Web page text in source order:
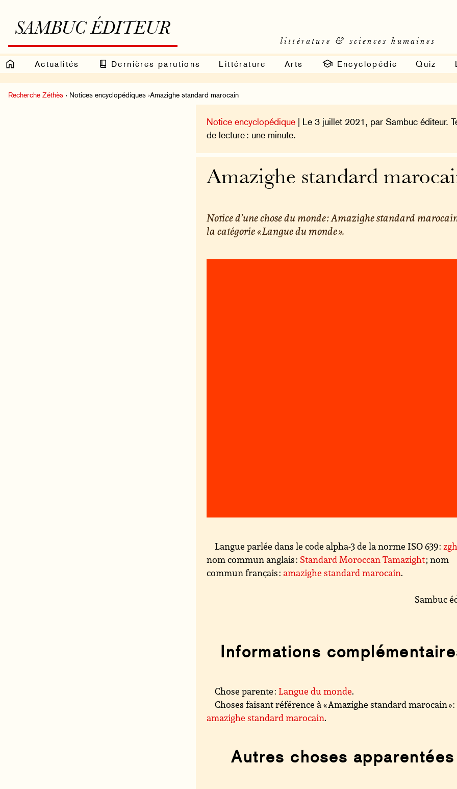
SAMBUC ÉDITEUR
littérature & sciences humaines
Actualités Dernières parutions Littérature Arts Encyclopédie Quiz
Recherche Zéthès › Notices encyclopédiques ›Amazighe standard marocain
Notice encyclopédique | Le 3 juillet 2021, par Sambuc éditeur.
de lecture : une minute.
Amazighe standard
Notice d’une chose du monde : Amazighe standard
la catégorie « Langue du monde ».
Langue parlée dans le code alpha-3 de la norme ISO 639 :zgh
nom commun anglais : Standard Moroccan Tamazight; nom
commun français :amazighe standard marocain.
Sambuc
Informations
Chose parente :Langue du monde.
Choses faisant référence à « Amazighe standard marocain » :
amazighe standard marocain.
Autres choses apparentées